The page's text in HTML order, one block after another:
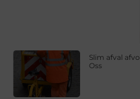
Slim afval
Oss